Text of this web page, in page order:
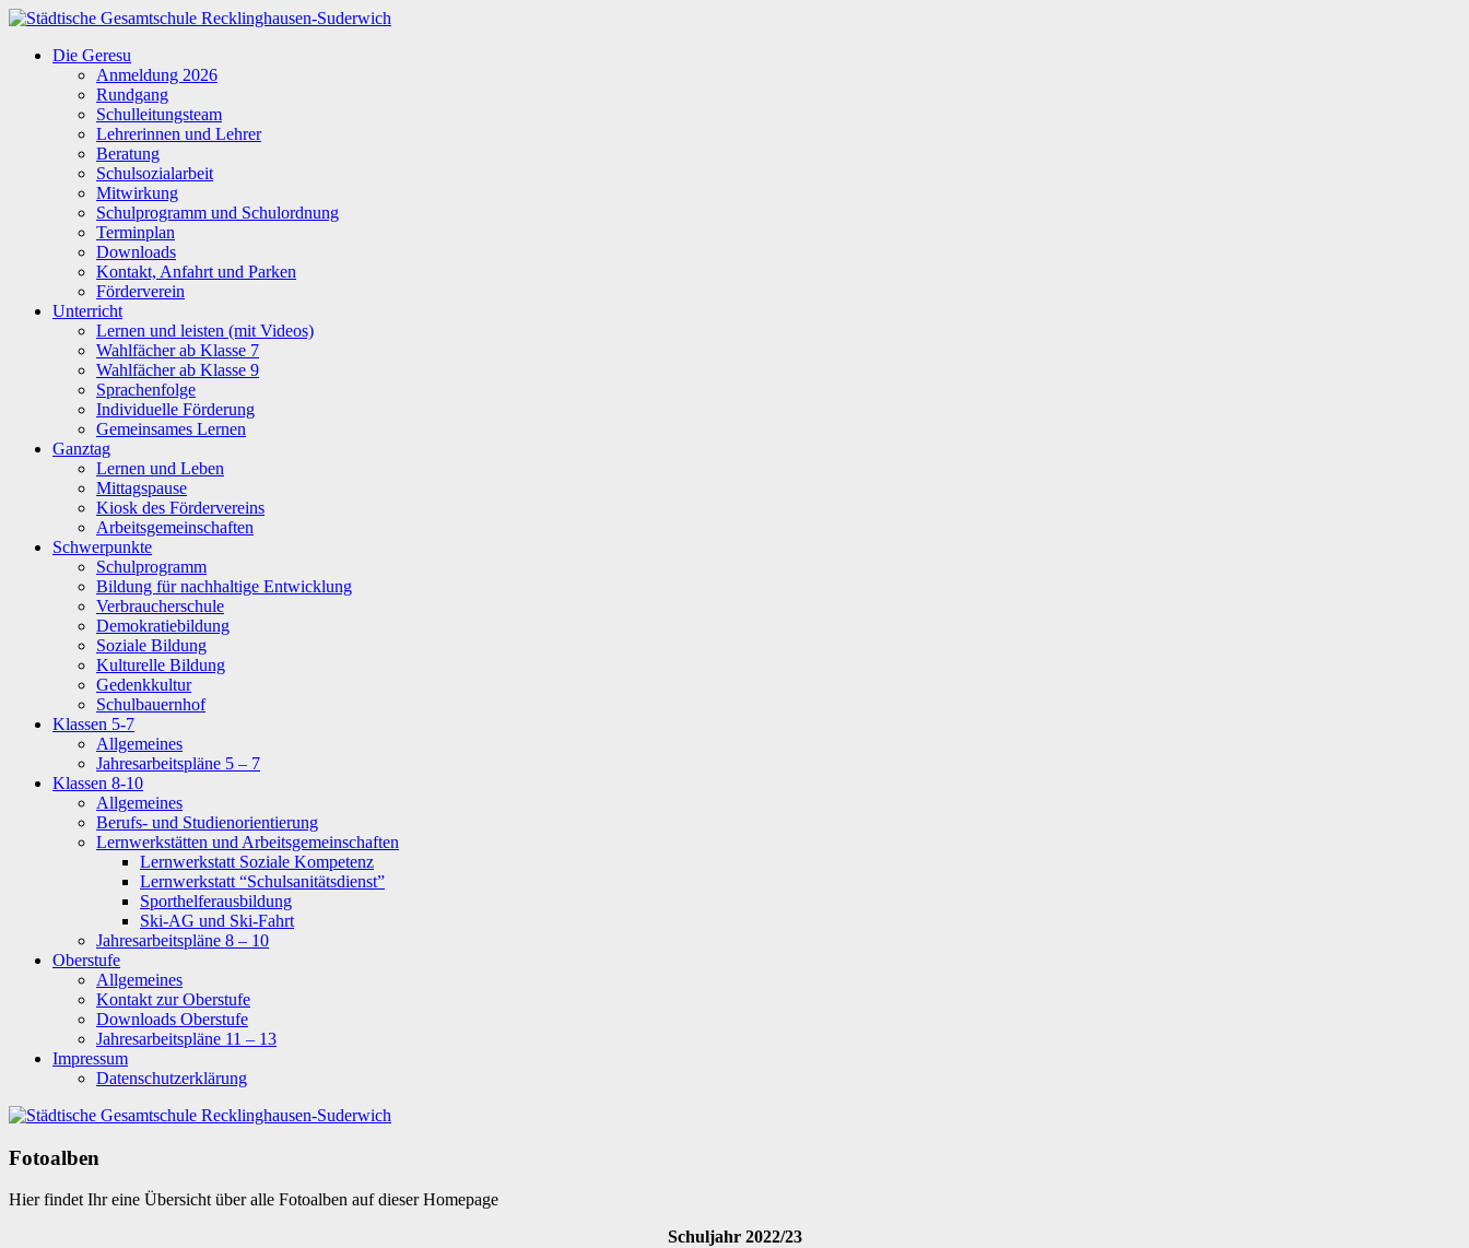
Zum
springen
Städtische
Gesamtschule
Recklinghausen-
Suderwich
Die Geresu
Anmeldung 2026
Rundgang
Schulleitungsteam
Lehrerinnen und Lehrer
Beratung
Schulsozialarbeit
Mitwirkung
Schulprogramm und Schulordnung
Terminplan
Downloads
Kontakt, Anfahrt und Parken
Förderverein
Unterricht
Lernen und leisten (mit Videos)
Wahlfächer ab Klasse 7
Wahlfächer ab Klasse 9
Sprachenfolge
Individuelle Förderung
Gemeinsames Lernen
Ganztag
Lernen und Leben
Mittagspause
Kiosk des Fördervereins
Arbeitsgemeinschaften
Schwerpunkte
Schulprogramm
Bildung für nachhaltige Entwicklung
Verbraucherschule
Demokratiebildung
Soziale Bildung
Kulturelle Bildung
Gedenkkultur
Schulbauernhof
Klassen 5-7
Allgemeines
Jahresarbeitspläne 5 – 7
Klassen 8-10
Allgemeines
Berufs- und Studienorientierung
Lernwerkstätten und Arbeitsgemeinschaften
Lernwerkstatt Soziale Kompetenz
Lernwerkstatt “Schulsanitätsdienst”
Sporthelferausbildung
Ski-AG und Ski-Fahrt
Jahresarbeitspläne 8 – 10
Oberstufe
Allgemeines
Kontakt zur Oberstufe
Downloads Oberstufe
Jahresarbeitspläne 11 – 13
Impressum
Datenschutzerklärung
Fotoalben
Hier findet Ihr eine Übersicht über alle Fotoalben auf dieser Homepage
Schuljahr 2022/23